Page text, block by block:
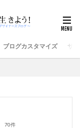
ブログカスタマイズ サ
70件